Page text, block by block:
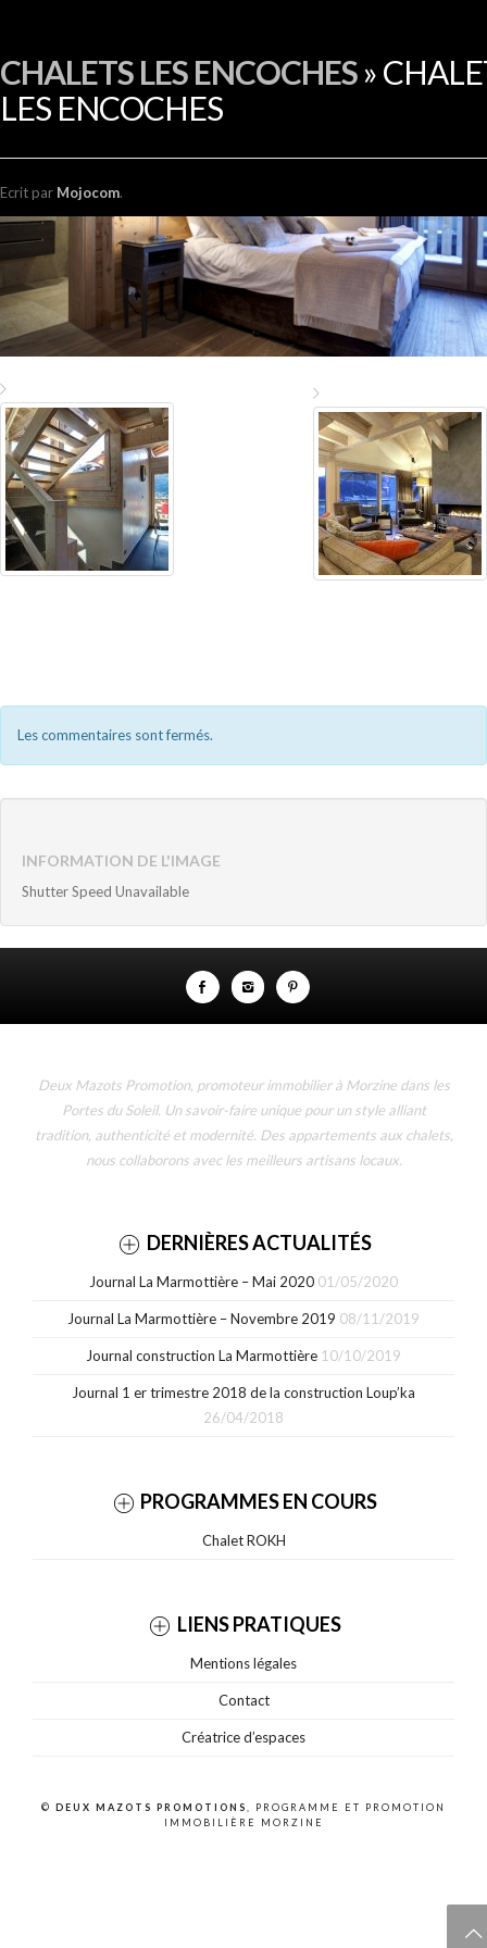
CHALETS LES ENCOCHES»
LES ENCOCHES
Ecrit par Mojocom.
Les commentaires sont fermés.
INFORMATION DE L'IMAGE
Shutter Speed Unavailable
Deux Mazots Promotion, promoteur immobilier à Morzine dans les
Portes du Soleil. Un savoir-faire unique pour un style alliant
tradition, authenticité et modernité. Des appartements aux chalets,
nous collaborons avec les meilleurs artisans locaux.
DERNIÈRES ACTUALITÉS
Journal La Marmottière – Mai 2020 01/05/2020
Journal La Marmottière – Novembre 2019 08/11/2019
Journal construction La Marmottière 10/10/2019
Journal 1 er trimestre 2018 de la construction Loup’ka
26/04/2018
PROGRAMMES EN COURS
Chalet ROKH
LIENS PRATIQUES
Mentions légales
Contact
Créatrice d’espaces
© DEUX MAZOTS PROMOTIONS
, PROGRAMME ET PROMOTION
IMMOBILIÈRE MORZINE